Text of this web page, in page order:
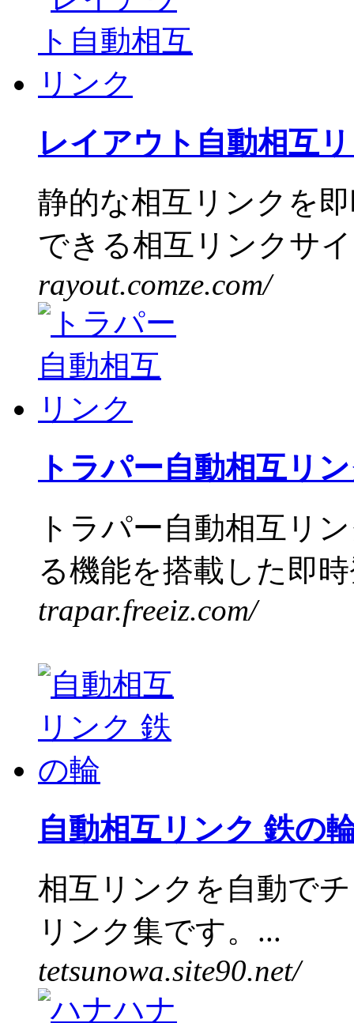
レイアウト自動相互
静的な相互リンクを
できる相互リンクサ
rayout.comze.com/
トラパー自動相互リ
トラパー自動相互リ
る機能を搭載した即
trapar.freeiz.com/
自動相互リンク 鉄の
相互リンクを自動で
リンク集です。...
tetsunowa.site90.net/